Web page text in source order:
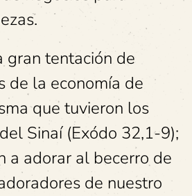
gran tentación de
de la economía de
que tuvieron los
Sinaí (Exódo 32,1-9);
a adorar al becerro de
de nuestro